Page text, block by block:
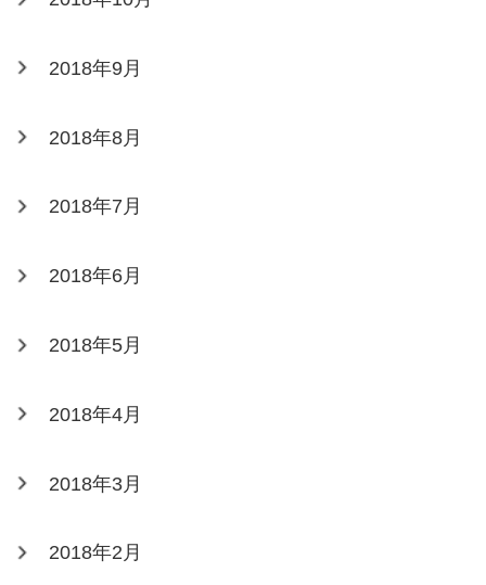
2018年9月
2018年8月
2018年7月
2018年6月
2018年5月
2018年4月
2018年3月
2018年2月